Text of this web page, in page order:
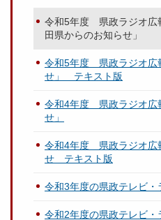
令和5年度 県政ラジオ広
田県からのお知らせ」
令和5年度 県政ラジオ広
せ」 テキスト版
令和4年度 県政ラジオ広
せ」
令和4年度 県政ラジオ広
せ テキスト版
令和3年度の県政テレビ・
令和2年度の県政テレビ・